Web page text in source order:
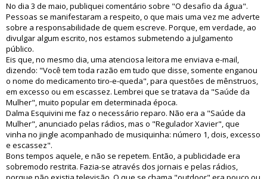
No dia 3 de maio, publiquei comentário sobre "O desafio da água".
Pessoas se manifestaram a respeito, o que mais uma vez me adverte
sobre a responsabilidade de quem escreve. Porque, em verdade, ao
divulgar algum escrito, nos estamos submetendo a julgamento
público.
Eis que, no mesmo dia, uma atenciosa leitora me enviava e-mail,
dizendo: "Você tem toda razão em tudo que disse, somente enganou
o nome do medicamento tiro-e-queda", para questões de mênstruos,
em excesso ou em escassez. Lembrei que se tratava da "Saúde da
Mulher", muito popular em determinada época.
Dalma Esquivini me faz o necessário reparo. Não era a "Saúde da
Mulher", anunciado pelas rádios, mas o "Regulador Xavier", que
vinha no jingle acompanhado de musiquinha: número 1, dois, excesso
e escassez".
Bons tempos aquele, e não se repetem. Então, a publicidade era
sobremodo restrita. Fazia-se através dos jornais e pelas rádios,